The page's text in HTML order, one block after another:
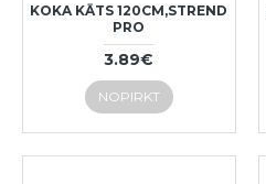
KOKA KĀTS 120CM,STREND
PRO
3.89€
NOPIRKT